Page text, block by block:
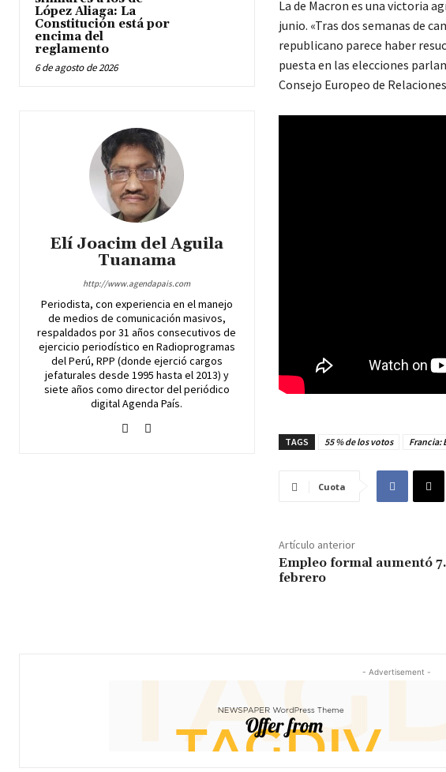
López Aliaga: La
Constitución está por
encima del
reglamento
6 de agosto de 2026
Elí Joacim del Aguila
Tuanama
http://www.agendapais.com
Periodista, con experiencia en el manejo
de medios de comunicación masivos,
respaldados por 31 años consecutivos de
ejercicio periodístico en Radioprogramas
del Perú, RPP (donde ejerció cargos
jefaturales desde 1995 hasta el 2013) y
siete años como director del periódico
digital Agenda País.
La de Macron es una victoria
junio. «Tras dos semanas de
republicano parece haber
puesta en las elecciones
Consejo Europeo de
TAGS 55 % de los votos Francia:
Cuota
Artículo anterior
Empleo formal aumentó
febrero
- Advertisement -